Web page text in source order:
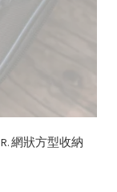
網狀方型收納